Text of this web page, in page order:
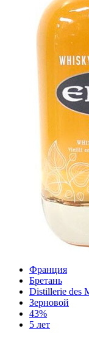
Франция
Бретань
Distillerie des
Зерновой
43%
5 лет